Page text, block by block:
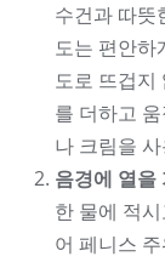
수건과 따뜻
도는 편안하
도로 뜨겁지
를 더하고
나 크림을
음경에 열을
한 물에 적
어 페니스